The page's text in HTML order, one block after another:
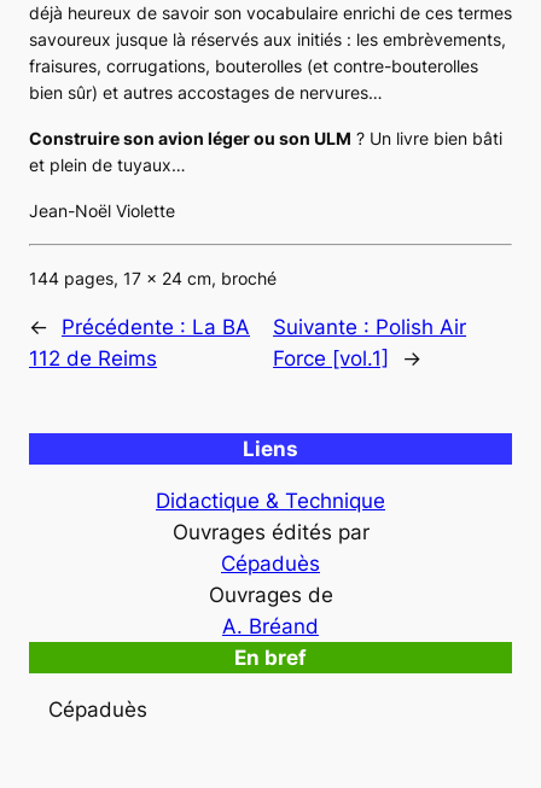
déjà heureux de savoir son vocabulaire enrichi de ces termes
savoureux jusque là réservés aux initiés : les embrèvements,
fraisures, corrugations, bouterolles (et contre-bouterolles
bien sûr) et autres accostages de nervures…
Construire son avion léger ou son ULM ? Un livre bien bâti
et plein de tuyaux…
Jean-Noël Violette
144 pages, 17 x 24 cm, broché
← Précédente : La BA
112 de Reims
Suivante : Polish Air
Force [vol.1]
→
Liens
Didactique & Technique
Ouvrages édités par
Cépaduès
Ouvrages de
A. Bréand
En bref
Cépaduès